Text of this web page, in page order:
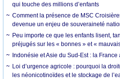
qui touche des millions d’enfants
Comment la présence de MSC
devenue un enjeu de souveraineté
Peu importe ce que les enfants lisent,
préjugés sur les « bonnes » et «
Indonésie et Asie du Sud-Est : la
Loi d’urgence agricole : pourquoi la
les néonicotinoïdes et le stockage de